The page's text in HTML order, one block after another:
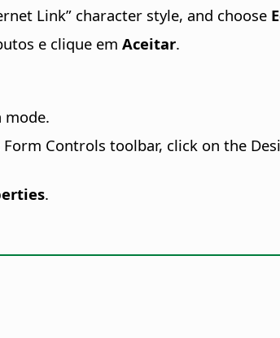
Link” character style, and choose
e clique em Aceitar.
mode.
Form Controls toolbar, click on the
.